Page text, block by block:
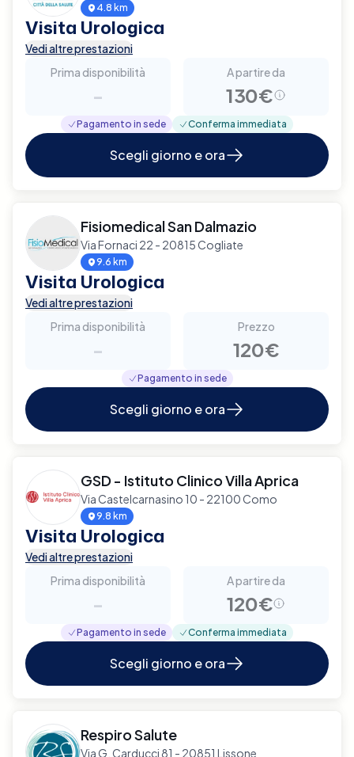
4.8 km
Visita Urologica
Vedi altre prestazioni
Prima disponibilità
-
A partire da
130€
Pagamento in sede Conferma immediata
Scegli giorno e ora
Fisiomedical San Dalmazio
Via Fornaci 22 - 20815 Cogliate
9.6 km
Visita Urologica
Vedi altre prestazioni
Prima disponibilità
-
Prezzo
120€
Pagamento in sede
Scegli giorno e ora
GSD - Istituto Clinico Villa Aprica
Via Castelcarnasino 10 - 22100 Como
9.8 km
Visita Urologica
Vedi altre prestazioni
Prima disponibilità
-
A partire da
120€
Pagamento in sede Conferma immediata
Scegli giorno e ora
Respiro Salute
Via G. Carducci 81 - 20851 Lissone